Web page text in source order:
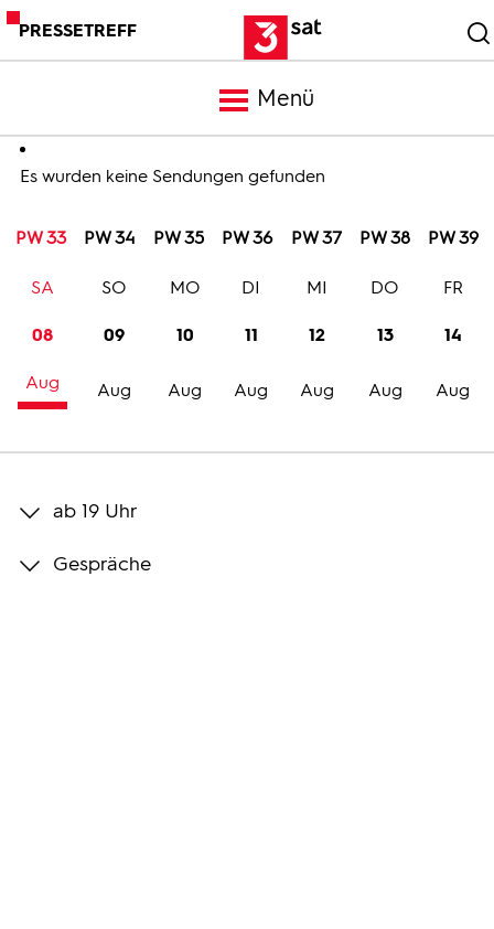
PRESSETREFF
Menü
Meldungen
Programm
Trailer
Bilder
Es wurden keine Sendungen gefunden
PW 33 PW 34 PW 35 PW 36 PW 37 PW 38 PW 39
08
Aug
SA
09
Aug
SO
10
Aug
MO
11
Aug
DI
12
Aug
MI
13
Aug
DO
14
Aug
FR
ab 19 Uhr
Gespräche